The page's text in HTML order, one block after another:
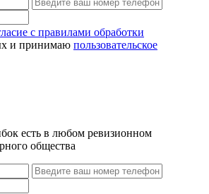
с правилами обработки
и принимаю пользовательское
есть в любом ревизионном
общества